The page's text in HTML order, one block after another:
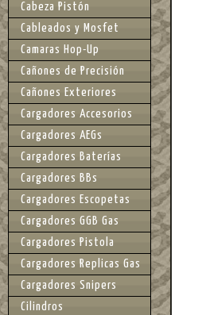
Cabeza Pistón
Cableados y Mosfet
Camaras Hop-Up
Cañones de Precisión
Cañones Exteriores
Cargadores Accesorios
Cargadores AEGs
Cargadores Baterías
Cargadores BBs
Cargadores Escopetas
Cargadores GGB Gas
Cargadores Pistola
Cargadores Replicas Gas
Cargadores Snipers
Cilindros